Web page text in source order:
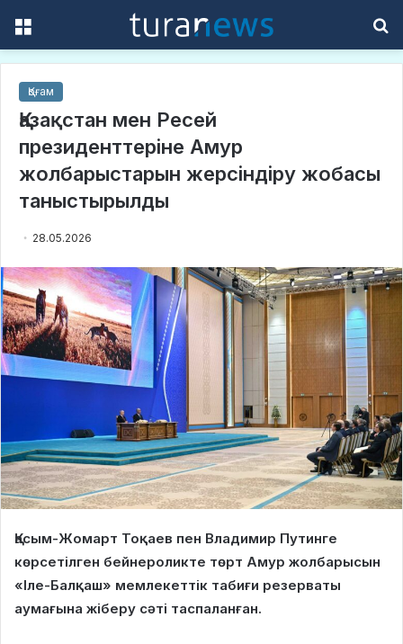
Қоғам
Қазақстан мен Ресей
президенттеріне Амур
жолбарыстарын жерсіндіру жобасы
таныстырылды
28.05.2026
Қасым-Жомарт Тоқаев пен Владимир Путинге
көрсетілген бейнероликте төрт Амур жолбарысын
«Іле-Балқаш» мемлекеттік табиғи резерваты
аумағына жіберу сәті таспаланған.